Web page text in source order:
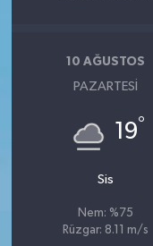
10 AĞUSTOS
PAZARTESI
19°
Sis
Nem: %75
Rüzgar: 8.11 m/s